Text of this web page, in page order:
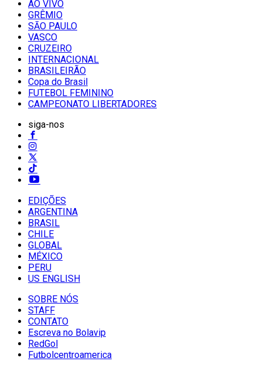
AO VIVO
GRÊMIO
SĀO PAULO
VASCO
CRUZEIRO
INTERNACIONAL
BRASILEIRÃO
Copa do Brasil
FUTEBOL FEMININO
CAMPEONATO LIBERTADORES
siga-nos
EDIÇÕES
ARGENTINA
BRASIL
CHILE
GLOBAL
MÉXICO
PERU
US ENGLISH
SOBRE NÓS
STAFF
CONTATO
Escreva no Bolavip
RedGol
Futbolcentroamerica